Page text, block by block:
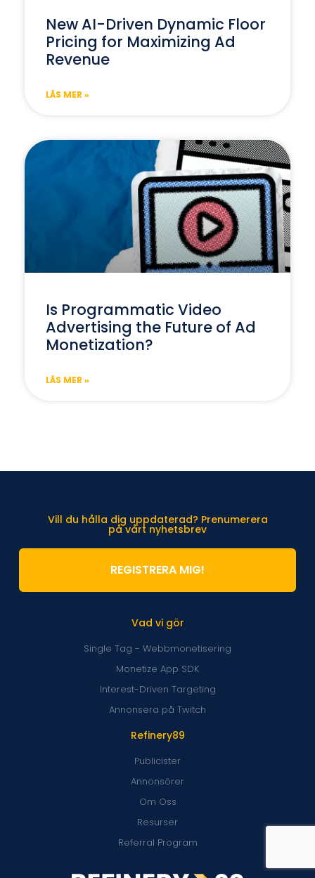
New AI-Driven Dynamic Floor
Pricing for Maximizing Ad
Revenue
LÄS MER »
Is Programmatic Video
Advertising the Future of Ad
Monetization?
LÄS MER »
Refinery89
Publicister
Annonsörer
Om Oss
Resurser
Referral Program
Vad vi gör
Single Tag - Webbmonetisering
Monetize App SDK
Interest-Driven Targeting
Annonsera på Twitch
Vill du hålla dig uppdaterad? Prenumerera
på vårt nyhetsbrev
REGISTRERA MIG!